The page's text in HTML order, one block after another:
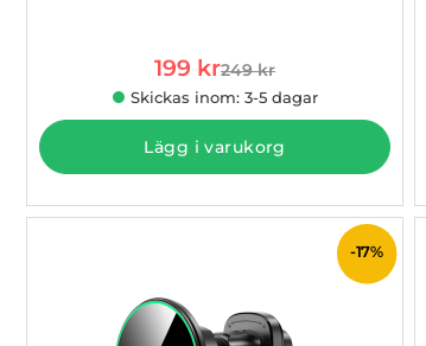
rea pris
199 krtidigare pris
249 kr
Skickas inom: 3-5 dagar
Lägg i varukorg
-17%